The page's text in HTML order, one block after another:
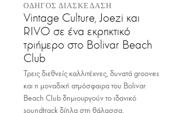
ΟΔΗΓΟΣ ΔΙΑΣΚΕΔΑΣΗ
Vintage Culture, Joezi και
RIVO σε ένα εκρηκτικό
τριήμερο στο Bolivar Beach
Club
Τρεις διεθνείς καλλιτέχνες, δυνατά grooves
και η μοναδική ατμόσφαιρα του Bolivar
Beach Club δημιουργούν το ιδανικό
soundtrack δίπλα στη θάλασσα.